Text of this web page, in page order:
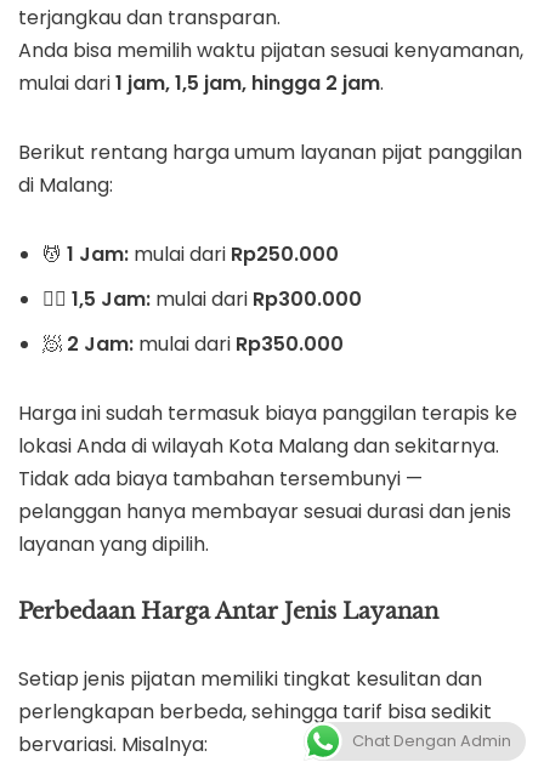
terjangkau dan transparan.
Anda bisa memilih waktu pijatan sesuai kenyamanan,
mulai dari1 jam, 1,5 jam, hingga 2 jam.
Berikut rentang harga umum layanan pijat panggilan
di Malang:
💆 1 Jam: mulai dari Rp250.000
💆‍♀️ 1,5 Jam: mulai dari Rp300.000
🧖 2 Jam: mulai dari Rp350.000
Harga ini sudah termasuk biaya panggilan terapis ke
lokasi Anda di wilayah Kota Malang dan sekitarnya.
Tidak ada biaya tambahan tersembunyi —
pelanggan hanya membayar sesuai durasi dan jenis
layanan yang dipilih.
Perbedaan Harga Antar Jenis Layanan
Setiap jenis pijatan memiliki tingkat kesulitan dan
perlengkapan berbeda, sehingga tarif bisa sedikit
bervariasi. Misalnya:
Chat Dengan Admin